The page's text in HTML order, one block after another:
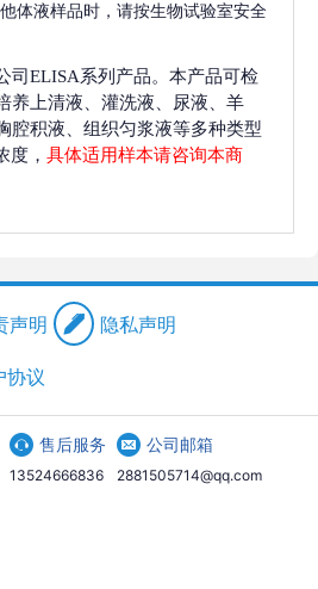
体液样品时，请按生物试验室安全
司ELISA系列产品。本产品可检
养上清液、灌洗液、尿液、羊
腔积液、组织匀浆液等多种类型
度， 具体适用样本请咨询本商
声明 隐私声明
协议
售后服务
13524666836
公司邮箱
2881505714@qq.com